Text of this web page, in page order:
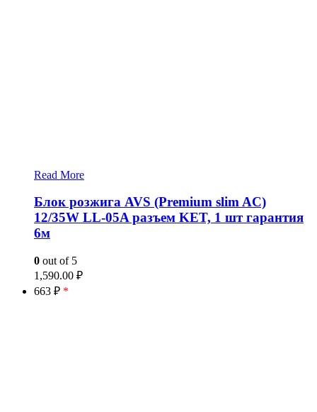
Read More
Блок розжига AVS (Premium slim AC)
12/35W LL-05A разъем KET, 1 шт гарантия
6м
0 out of 5
1,590.00 ₽
663 ₽ *